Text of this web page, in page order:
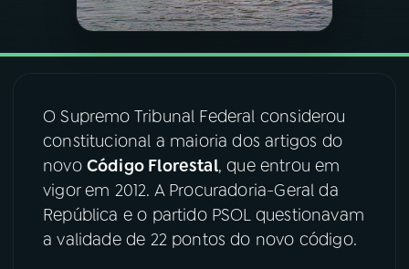
08FESTIVAL DE MÚSICA
ACOMPANHE A RÁDIO NACIONAL
O Supremo Tribunal Federal considerou
constitucional a maioria dos artigos do
novo Código Florestal, que entrou em
vigor em 2012. A Procuradoria-Geral da
República e o partido PSOL questionavam
a validade de 22 pontos do novo código.